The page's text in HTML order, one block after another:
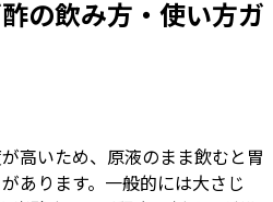
の飲み方・使い方ガ
高いため、原液のまま飲むと胃
あります。一般的には大さじ